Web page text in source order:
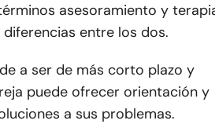
asesoramiento y
entre los dos.
a ser de más corto plazo y
puede ofrecer orientación y
a sus problemas.